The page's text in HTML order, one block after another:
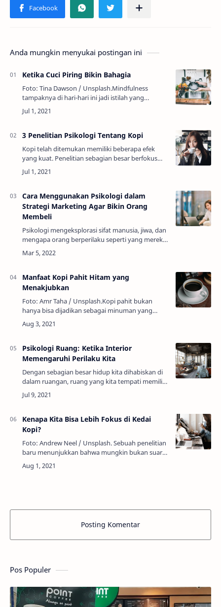
Anda mungkin menyukai postingan ini
Ketika Cuci Piring Bikin Bahagia
Foto: Tina Dawson / Unsplash.Mindfulness
tampaknya di hari-hari ini jadi istilah yang
ngetren. Mindfulness berarti mengelola
kesadaran akan pikiran, perasaan, sensasi tubuh,
3 Penelitian Psikologi Tentang Kopi
Kopi telah ditemukan memiliki beberapa efek
yang kuat. Penelitian sebagian besar berfokus
pada bagaimana minuman ini memengaruhi kita
secara fisik, termasuk implikasinya terhadap k…
Cara Menggunakan Psikologi dalam
Strategi Marketing Agar Bikin Orang
Membeli
Psikologi mengeksplorasi sifat manusia, jiwa, dan
mengapa orang berperilaku seperti yang mereka
lakukan.Periklanan mengeksplorasi seni
mempengaruhi perilaku manusia untuk
Manfaat Kopi Pahit Hitam yang
Menakjubkan
Foto: Amr Taha / Unsplash.Kopi pahit bukan
hanya bisa dijadikan sebagai minuman yang
menemani kita saat begadang, atau mengusir
kantuk di pagi hari, tetapi minuman hitam ini
Psikologi Ruang: Ketika Interior
Memengaruhi Perilaku Kita
Dengan sebagian besar hidup kita dihabiskan di
dalam ruangan, ruang yang kita tempati memiliki
peran utama dalam perilaku psikologis
kita.Psikologi lingkungan atau Psikologi ruang …
Kenapa Kita Bisa Lebih Fokus di Kedai
Kopi?
Foto: Andrew Neel / Unsplash. Sebuah penelitian
baru menunjukkan bahwa mungkin bukan suara
bising yang mengalihkan fokus kita, tapi lebih
karena siapa yang membuatnya.Faktanya…
Posting Komentar
Pos Populer